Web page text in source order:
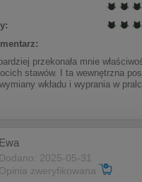
przekonała mnie
stawów. I ta wewnętrzna
wkładu i wyprania w
Ewa
Dodano: 2025-05-31
Opinia zweryfikowana